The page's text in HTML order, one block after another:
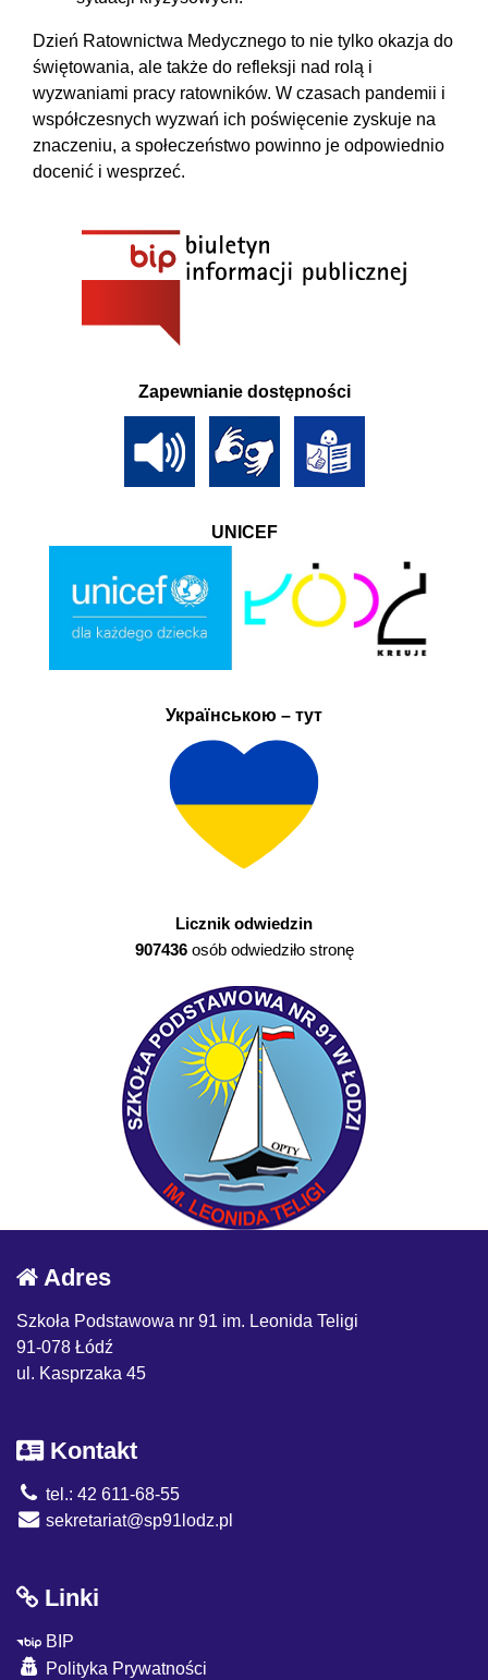
Dzień Ratownictwa Medycznego to nie tylko okazja do
świętowania, ale także do refleksji nad rolą i
wyzwaniami pracy ratowników. W czasach pandemii i
współczesnych wyzwań ich poświęcenie zyskuje na
znaczeniu, a społeczeństwo powinno je odpowiednio
docenić i wesprzeć.
Zapewnianie dostępności
UNICEF
Українською – тут
Licznik odwiedzin
907436osób odwiedziło stronę
Adres
Szkoła Podstawowa nr 91 im. Leonida Teligi
91-078 Łódź
ul. Kasprzaka 45
Kontakt
tel.: 42 611-68-55
sekretariat@sp91lodz.pl
Linki
BIP
Polityka Prywatności